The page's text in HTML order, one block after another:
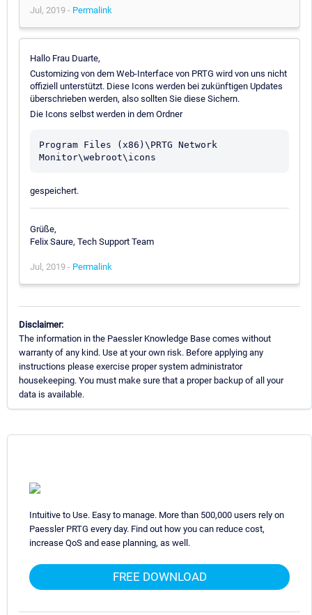
Jul, 2019 - Permalink
Hallo Frau Duarte,
Customizing von dem Web-Interface von PRTG wird von uns nicht
offiziell unterstützt. Diese Icons werden bei zukünftigen Updates
überschrieben werden, also sollten Sie diese Sichern.
Die Icons selbst werden in dem Ordner
Program Files (x86)\PRTG Network
gespeichert.
Grüße,
Felix Saure, Tech Support Team
Jul, 2019 - Permalink
Disclaimer:
The information in the Paessler Knowledge Base comes without
warranty of any kind. Use at your own risk. Before applying any
instructions please exercise proper system administrator
housekeeping. You must make sure that a proper backup of all your
data is available.
Intuitive to Use. Easy to manage. More than 500,000 users rely on
Paessler PRTG every day. Find out how you can reduce cost,
increase QoS and ease planning, as well.
FREE DOWNLOAD